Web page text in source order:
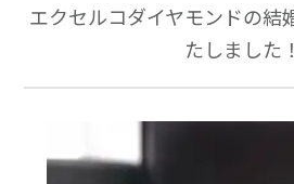
エクセルコダイヤモンドの結
たしました！